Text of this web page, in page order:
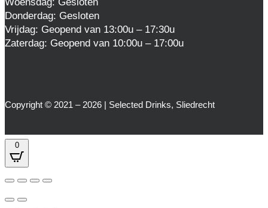
Donderdag: Gesloten
Vrijdag: Geopend van 13:00u – 17:30u
Zaterdag: Geopend van 10:00u – 17:00u
Copyright © 2021 – 2026 | Selected Drinks, Sliedrecht
0